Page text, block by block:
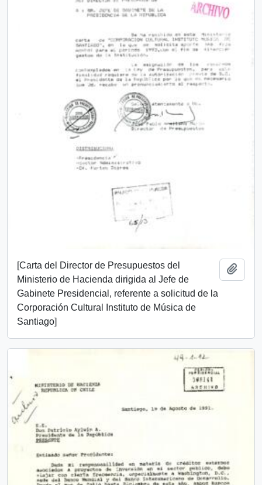
[Carta del Director de Presupuestos del
Ministerio de Hacienda dirigida al Jefe de
Gabinete Presidencial, referente a solicitud de la
Corporación Cultural Instituto de Música de
Santiago]